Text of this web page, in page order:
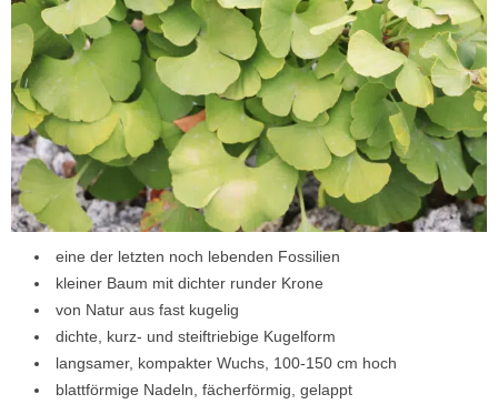
eine der letzten noch lebenden Fossilien
kleiner Baum mit dichter runder Krone
von Natur aus fast kugelig
dichte, kurz- und steiftriebige Kugelform
langsamer, kompakter Wuchs, 100-150 cm hoch
blattförmige Nadeln, fächerförmig, gelappt